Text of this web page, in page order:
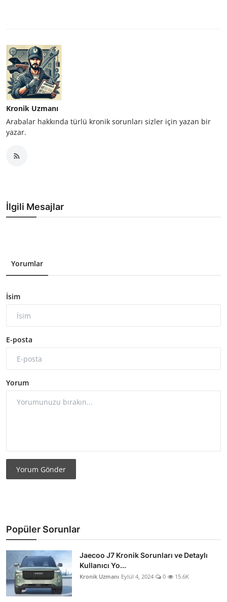
Kronik Uzmanı
Arabalar hakkında türlü kronik sorunları sizler için yazan bir
yazar.
İlgili Mesajlar
Yorumlar
İsim
E-posta
Yorum
Yorum Gönder
Popüler Sorunlar
Jaecoo J7 Kronik Sorunları ve Detaylı
Kullanıcı Yo...
Kronik Uzmanı Eylül 4, 2024 0 15.6K